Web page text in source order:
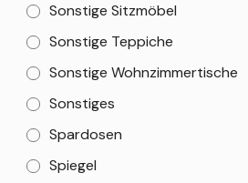
Sonstige Sitzmöbel
Sonstige Teppiche
Sonstige Wohnzimmertische
Sonstiges
Spardosen
Spiegel